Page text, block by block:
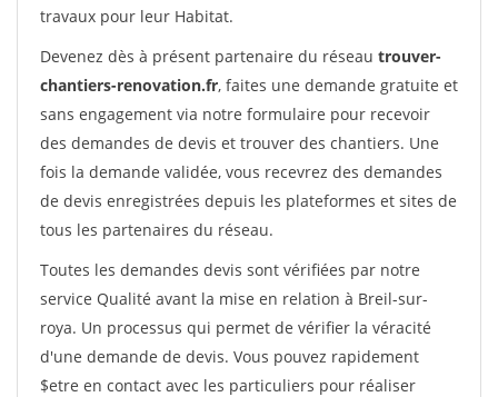
travaux pour leur Habitat.
Devenez dès à présent partenaire du réseau trouver-
chantiers-renovation.fr, faites une demande gratuite et
sans engagement via notre formulaire pour recevoir
des demandes de devis et trouver des chantiers. Une
fois la demande validée, vous recevrez des demandes
de devis enregistrées depuis les plateformes et sites de
tous les partenaires du réseau.
Toutes les demandes devis sont vérifiées par notre
service Qualité avant la mise en relation à Breil-sur-
roya. Un processus qui permet de vérifier la véracité
d'une demande de devis. Vous pouvez rapidement
$etre en contact avec les particuliers pour réaliser